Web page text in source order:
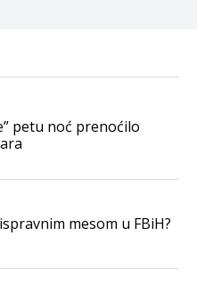
petu noć prenoćilo
mesom u FBiH?